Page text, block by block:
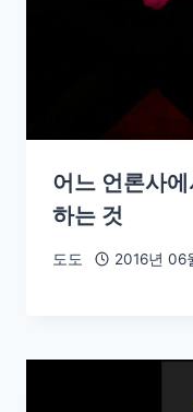
어느 언론사
하는 것
도도 2016년 06